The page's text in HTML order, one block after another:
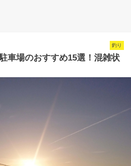
釣り
車場のおすすめ15選！混雑状